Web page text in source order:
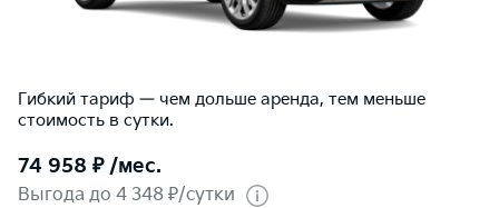
Гибкий тариф — чем дольше аренда, тем меньше
стоимость в сутки.
74 958 ₽ /мес.
Выгода до 4 348 ₽/сутки